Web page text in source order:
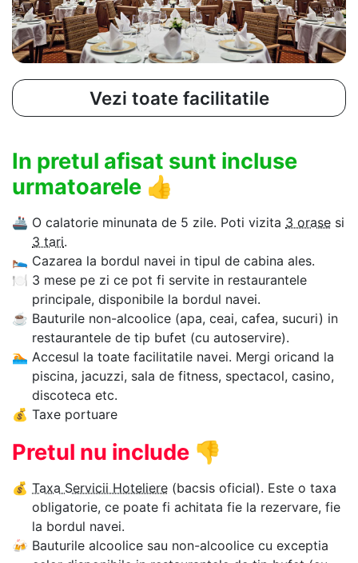
Vezi toate facilitatile
In pretul afisat sunt incluse
urmatoarele 👍
🚢 O calatorie minunata de 5 zile. Poti vizita 3 orase si
3 tari.
🛌 Cazarea la bordul navei in tipul de cabina ales.
🍽 3 mese pe zi ce pot fi servite in restaurantele
principale, disponibile la bordul navei.
☕ Bauturile non-alcoolice (apa, ceai, cafea, sucuri) in
restaurantele de tip bufet (cu autoservire).
🏊‍ Accesul la toate facilitatile navei. Mergi oricand la
piscina, jacuzzi, sala de fitness, spectacol, casino,
discoteca etc.
💰 Taxe portuare
Pretul nu include 👎
💰 Taxa Servicii Hoteliere (bacsis oficial). Este o taxa
obligatorie, ce poate fi achitata fie la rezervare, fie
la bordul navei.
🍻 Bauturile alcoolice sau non-alcoolice cu exceptia